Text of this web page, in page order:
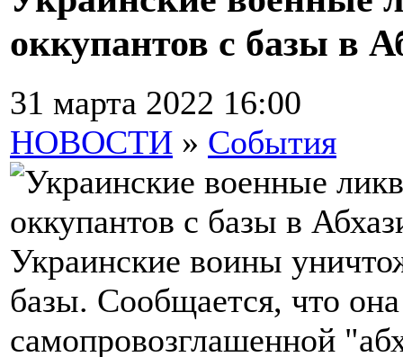
оккупантов с базы в
31 марта 2022 16:00
НОВОСТИ » События
Украинские воины
базы. Сообщается, что
самопровозглашенной